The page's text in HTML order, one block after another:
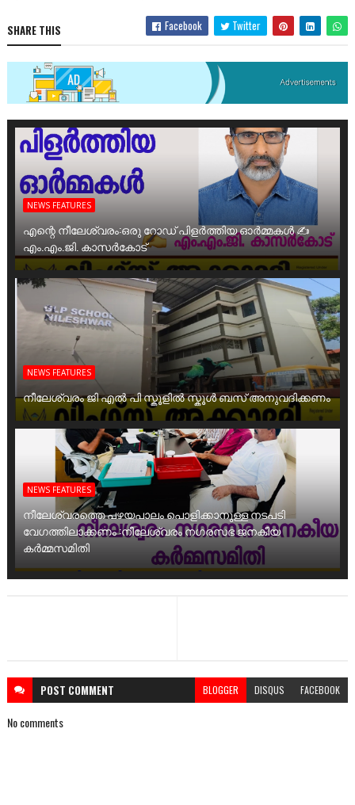
SHARE THIS Facebook Twitter
NEWS FEATURES
എന്റെ നീലേശ്വരം:ഒരു റോഡ് പിളർത്തിയ ഓർമ്മകൾ ✍️
എം.എം.ജി. കാസർകോട്
NEWS FEATURES
നീലേശ്വരം ജി എൽ പി സ്കൂളിൽ സ്കൂൾ ബസ് അനുവദിക്കണം
NEWS FEATURES
നീലേശ്വരത്തെ പഴയപാലം പൊളിക്കാനുള്ള നടപടി
വേഗത്തിലാക്കണം :നീലേശ്വരം നഗരസഭ ജനകീയ
കർമ്മസമിതി
POST COMMENT BLOGGER DISQUS FACEBOOK
No comments